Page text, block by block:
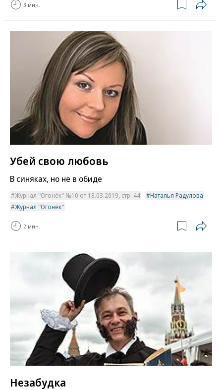
3 мин.
Убей свою любовь
В синяках, но не в обиде
Журнал "Огонёк" №10 от 18.03.2019, стр. 44
Наталья Радулова
Журнал "Огонёк"
2 мин.
Незабудка